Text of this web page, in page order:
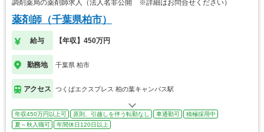
調剤薬局の薬剤師求人（法人名非公開 ※詳細はお問合せください）
薬剤師（千葉県柏市）
給与 【年収】450万円
勤務地 千葉県 柏市
アクセス つくばエクスプレス 柏の葉キャンパス駅
年収450万円以上可 原則、引越しを伴う転勤なし 車通勤可
積極採用中
夏～秋入職可
年間休日120日以上